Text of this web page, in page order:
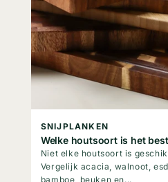
SNIJPLANKEN
Welke houtsoort is het
Niet elke houtsoort is
Vergelijk acacia, walnoot,
bamboe, beuken en...